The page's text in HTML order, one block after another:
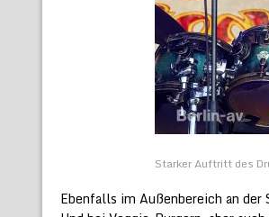
Starker Auftritt des
Ebenfalls im Außenbereich an